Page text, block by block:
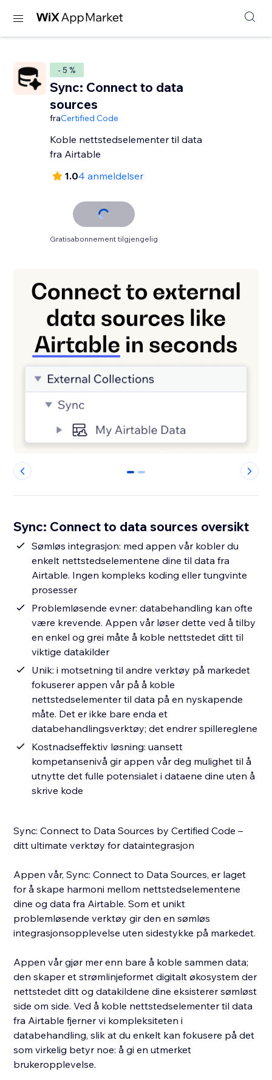
- 5 %
Sync: Connect to data
sources
fraCertified Code
Koble nettstedselementer til data
fra Airtable
1.04 anmeldelser
Gratisabonnement tilgjengelig
0 1
Sync: Connect to data sources oversikt
Sømløs integrasjon: med appen vår kobler du
enkelt nettstedselementene dine til data fra
Airtable. Ingen kompleks koding eller tungvinte
prosesser
Problemløsende evner: databehandling kan ofte
være krevende. Appen vår løser dette ved å tilby
en enkel og grei måte å koble nettstedet ditt til
viktige datakilder
Unik: i motsetning til andre verktøy på markedet
fokuserer appen vår på å koble
nettstedselementer til data på en nyskapende
måte. Det er ikke bare enda et
databehandlingsverktøy; det endrer spillereglene
Kostnadseffektiv løsning: uansett
kompetansenivå gir appen vår deg mulighet til å
utnytte det fulle potensialet i dataene dine uten å
skrive kode
Sync: Connect to Data Sources by Certified Code –
ditt ultimate verktøy for dataintegrasjon
Appen vår, Sync: Connect to Data Sources, er laget
for å skape harmoni mellom nettstedselementene
dine og data fra Airtable. Som et unikt
problemløsende verktøy gir den en sømløs
integrasjonsopplevelse uten sidestykke på markedet.
Appen vår gjør mer enn bare å koble sammen data;
den skaper et strømlinjeformet digitalt økosystem der
nettstedet ditt og datakildene dine eksisterer sømløst
side om side. Ved å koble nettstedselementer til data
fra Airtable fjerner vi kompleksiteten i
databehandling, slik at du enkelt kan fokusere på det
som virkelig betyr noe: å gi en utmerket
brukeropplevelse.